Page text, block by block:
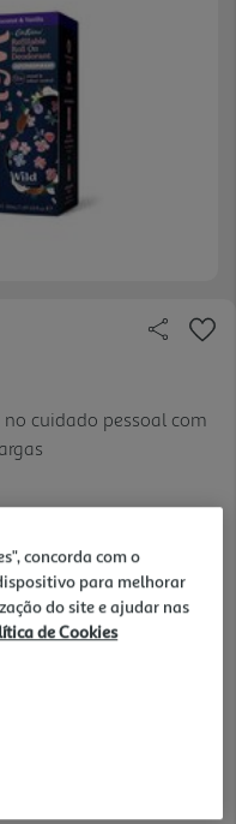
cuidado pessoal com
concorda com o
para melhorar
do site e ajudar nas
de Cookies